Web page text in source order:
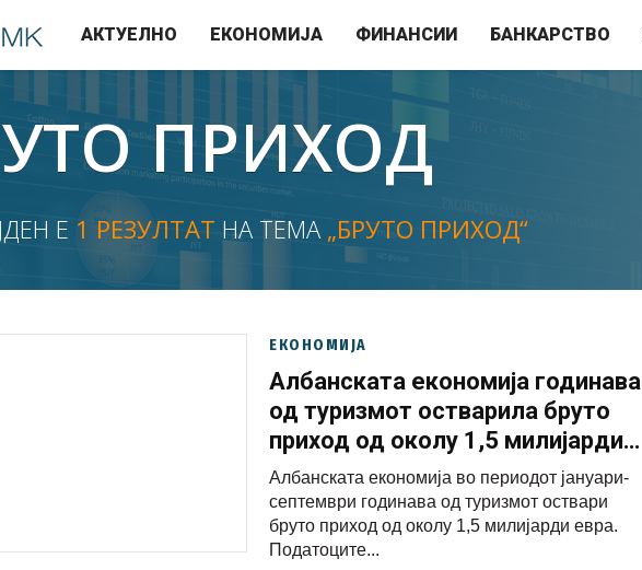
АКТУЕЛНО ЕКОНОМИЈА ФИНАНСИИ БАНКАРСТВО
ПРИХОД
Е 1 РЕЗУЛТАТ НА ТЕМА „БРУТО ПРИХОД“
ЕКОНОМИЈА
Албанската економија годинава
од туризмот остварила бруто
приход од околу 1,5 милијарди
евра
Албанската економија во периодот јануари-
септември годинава од туризмот оствари
бруто приход од околу 1,5 милијарди евра.
Податоците...